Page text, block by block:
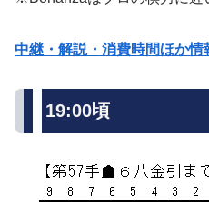
中継・解説・消費時間ほか情
19:00頃